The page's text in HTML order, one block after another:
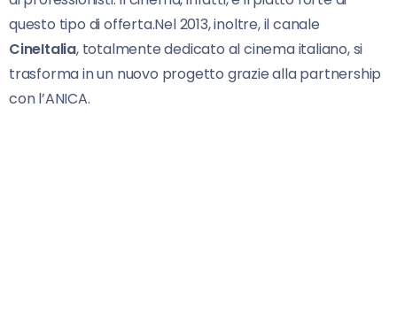
questo tipo di offerta.Nel 2013, inoltre, il canale
CineItalia, totalmente dedicato al cinema italiano, si
trasforma in un nuovo progetto grazie alla partnership
con l’ANICA.